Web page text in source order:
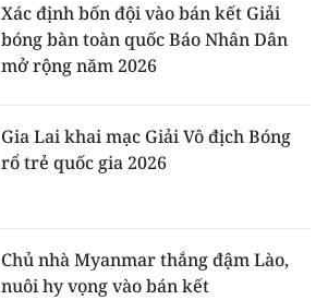
Xác định bốn đội vào bán kết Giải
bóng bàn toàn quốc Báo Nhân Dân
mở rộng năm 2026
Gia Lai khai mạc Giải Vô địch Bóng
rổ trẻ quốc gia 2026
Chủ nhà Myanmar thắng đậm Lào,
nuôi hy vọng vào bán kết